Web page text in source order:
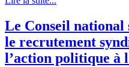
Le Conseil national
le recrutement
l’action politique à